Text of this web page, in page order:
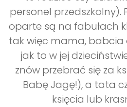
personel przedszkolny).
oparte są na fabułach
tak więc mama, babcia
jak to w jej
znów przebrać się za
Babę Jagę!), a tata
księcia lub